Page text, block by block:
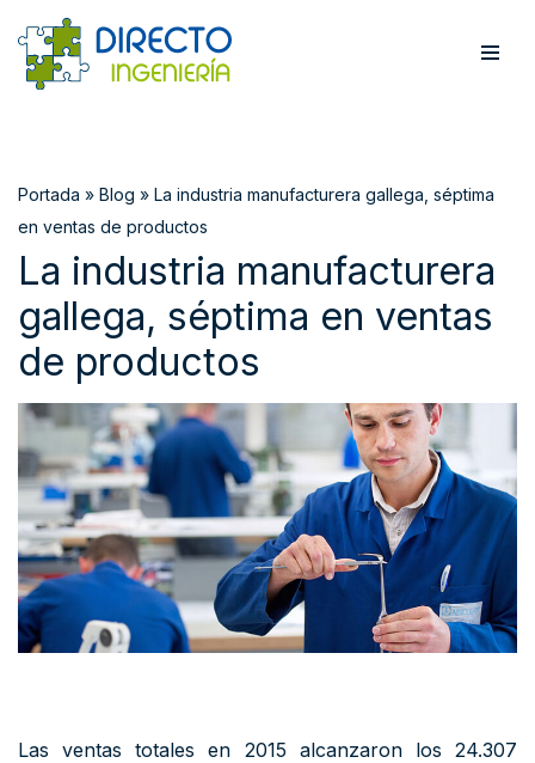
Saltar
Portada » Blog » La industria manufacturera gallega, séptima
en ventas de productos
La industria manufacturera
gallega, séptima en ventas
de productos
Las ventas totales en 2015 alcanzaron los 24.307